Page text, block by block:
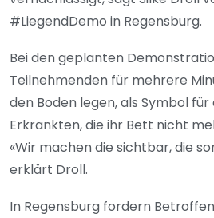
#LiegendDemo in Regensburg.
Bei den geplanten
Teilnehmenden für mehrere
den Boden legen, als Symbol
Erkrankten, die ihr Bett nicht
«Wir machen die sichtbar, die
erklärt Droll.
In Regensburg fordern